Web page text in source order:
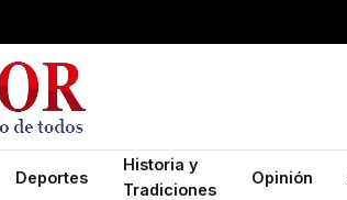
Deportes
Historia y
Tradiciones
Opinión